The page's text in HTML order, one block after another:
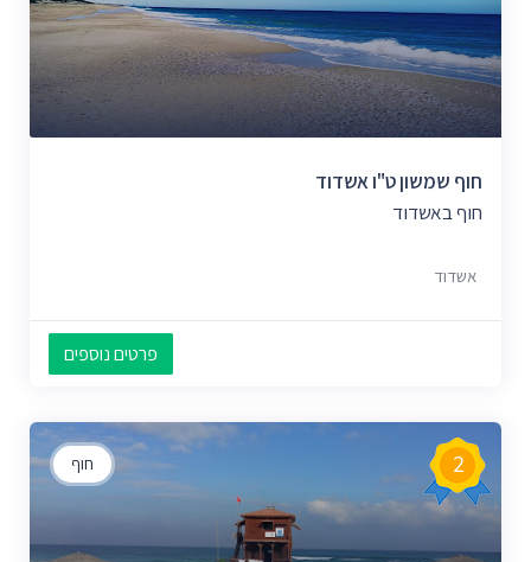
חוף שמשון ט"ו אשדוד
חוף באשדוד
אשדוד
פרטים נוספים
חוף 2